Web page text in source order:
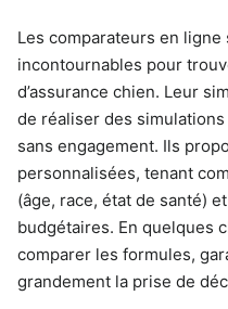
Les comparateurs en
incontournables pour
d’assurance chien. Leur
de réaliser des
sans engagement. Ils
personnalisées, tenant
(âge, race, état de santé)
budgétaires. En quelques
comparer les formules,
grandement la prise de